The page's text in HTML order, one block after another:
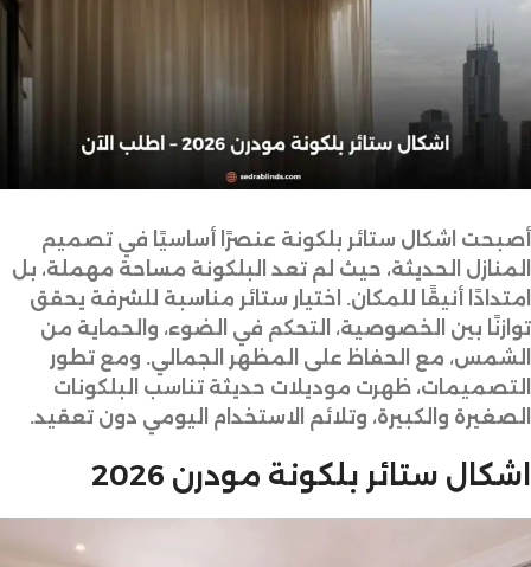
أصبحت اشكال ستائر بلكونة عنصرًا أساسيًا في تصميم
المنازل الحديثة، حيث لم تعد البلكونة مساحة مهملة، بل
امتدادًا أنيقًا للمكان. اختيار ستائر مناسبة للشرفة يحقق
توازنًا بين الخصوصية، التحكم في الضوء، والحماية من
الشمس، مع الحفاظ على المظهر الجمالي. ومع تطور
التصميمات، ظهرت موديلات حديثة تناسب البلكونات
الصغيرة والكبيرة، وتلائم الاستخدام اليومي دون تعقيد.
اشكال ستائر بلكونة مودرن 2026